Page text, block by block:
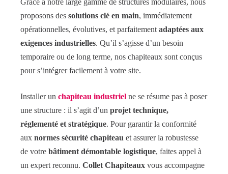
Grâce à notre large gamme de structures modulaires, nous
proposons des solutions clé en main, immédiatement
opérationnelles, évolutives, et parfaitementadaptées aux
exigences industrielles. Qu’il s’agisse d’un besoin
temporaire ou de long terme, nos chapiteaux sont conçus
pour s’intégrer facilement à votre site.
Installer un chapiteau industriel ne se résume pas à poser
une structure : il s’agit d’un projet technique,
réglementé et stratégique. Pour garantir la conformité
aux normes sécurité chapiteau et assurer la robustesse
de votre bâtiment démontable logistique, faites appel à
un expert reconnu. Collet Chapiteaux vous accompagne